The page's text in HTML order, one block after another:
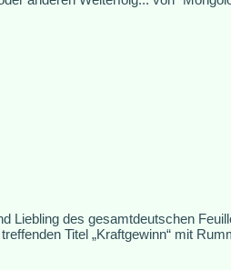
des gesamtdeutschen
Titel „Kraftgewinn“ mit